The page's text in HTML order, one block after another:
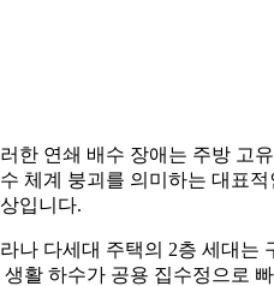
한 연쇄 배수 장애는 주방 고
체계 붕괴를 의미하는 대표적
입니다.
나 다세대 주택의 2층 세대는
생활 하수가 공용 집수정으로